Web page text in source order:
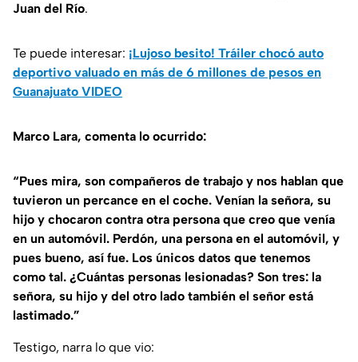
Juan del Río.
Te puede interesar: ¡Lujoso besito! Tráiler chocó auto
deportivo valuado en más de 6 millones de pesos en
Guanajuato VIDEO
Marco Lara, comenta lo ocurrido:
“Pues mira, son compañeros de trabajo y nos hablan que
tuvieron un percance en el coche. Venían la señora, su
hijo y chocaron contra otra persona que creo que venía
en un automóvil. Perdón, una persona en el automóvil, y
pues bueno, así fue. Los únicos datos que tenemos
como tal. ¿Cuántas personas lesionadas? Son tres: la
señora, su hijo y del otro lado también el señor está
lastimado.”
Testigo, narra lo que vio: